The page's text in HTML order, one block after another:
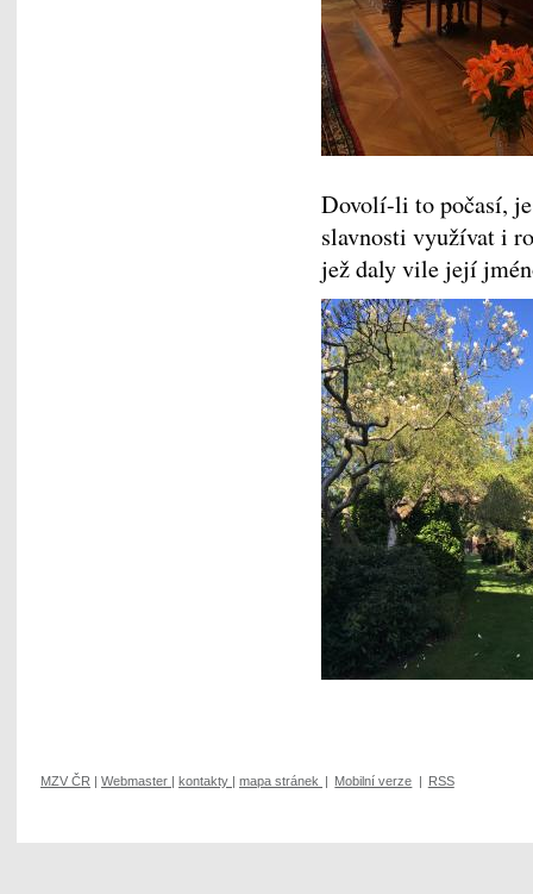
Dovolí-li to počasí, je
slavnosti využívat i
jež daly vile její
MZV ČR | Webmaster | kontakty | mapa stránek | Mobilní verze | RSS